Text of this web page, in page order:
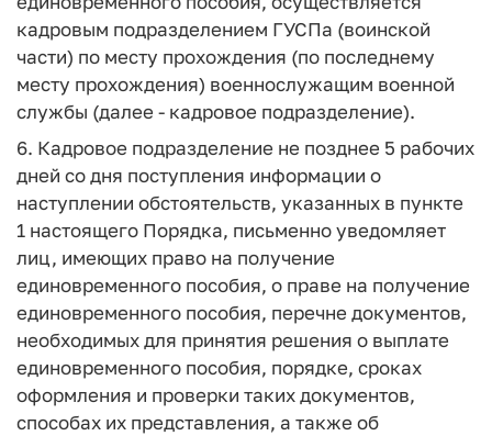
кадровым подразделением ГУСПа (воинской
части) по месту прохождения (по последнему
месту прохождения) военнослужащим военной
службы (далее - кадровое подразделение).
6. Кадровое подразделение не позднее 5 рабочих
дней со дня поступления информации о
наступлении обстоятельств, указанных в пункте
1 настоящего Порядка, письменно уведомляет
лиц, имеющих право на получение
единовременного пособия, о праве на получение
единовременного пособия, перечне документов,
необходимых для принятия решения о выплате
единовременного пособия, порядке, сроках
оформления и проверки таких документов,
способах их представления, а также об